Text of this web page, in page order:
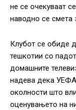
не се очекуваат
наводно се смета
Клубот се обиде
тешкотии со
домашните
надева дека
околности што
оценувањето на